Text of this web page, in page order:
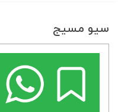
سیو مسیج